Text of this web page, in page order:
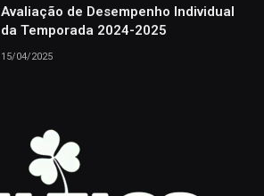
Avaliação de Desempenho Individual
da Temporada 2024-2025
15/04/2025